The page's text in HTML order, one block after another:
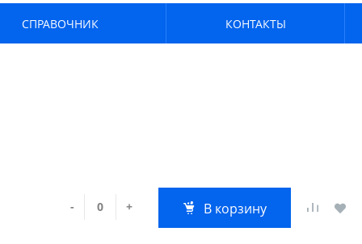
СПРАВОЧНИК КОНТАКТЫ
- + В корзину